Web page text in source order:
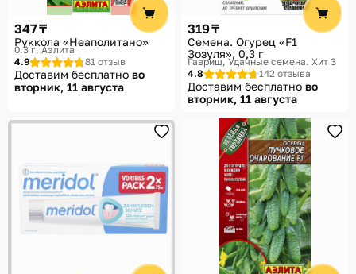
347 ₸
Руккола «Неаполитано»
0.3 г Аэлита
4.9
81 отзыв
Доставим бесплатно во
вторник, 11 августа
319 ₸
Семена. Огурец «F1
Зозуля», 0,3 г
Гавриш, Удачные семена. Хит 3
4.8
142 отзыва
Доставим бесплатно во
вторник, 11 августа